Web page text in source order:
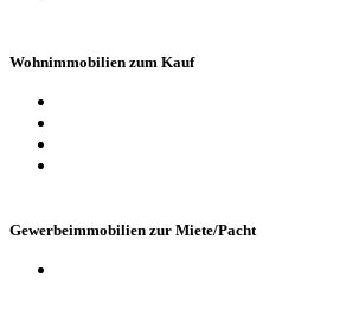
Wohnimmobilien zum Kauf
Gewerbeimmobilien zur Miete/Pacht